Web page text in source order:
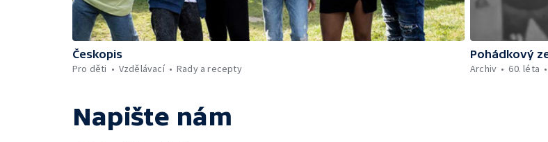
Českopis
Pro děti
Vzdělávací Rady a recepty
Pohádkový
Archiv
60. léta
Napište nám